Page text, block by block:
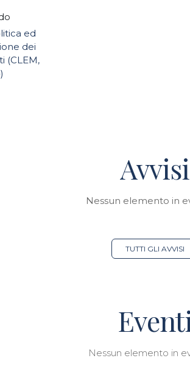
ed
dei
(CLEM,
Avvisi
Nessun elemento in
TUTTI GLI AVVISI
Nessun elemento in